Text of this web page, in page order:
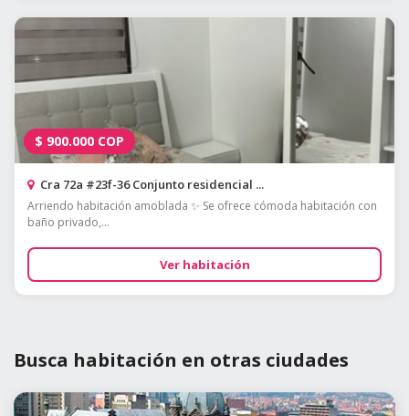
$ 900.000 COP
Cra 72a #23f-36 Conjunto residencial ...
Arriendo habitación amoblada ✨ Se ofrece cómoda habitación con
baño privado,...
Ver habitación
Busca habitación en otras ciudades